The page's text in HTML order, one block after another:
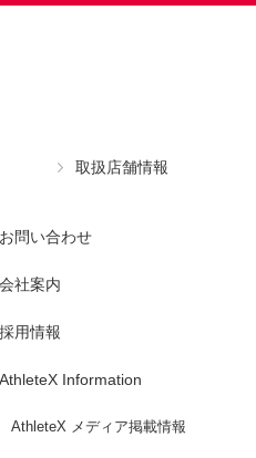
取扱店舗情報
お問い合わせ
会社案内
採用情報
AthleteX Information
AthleteX メディア掲載情報